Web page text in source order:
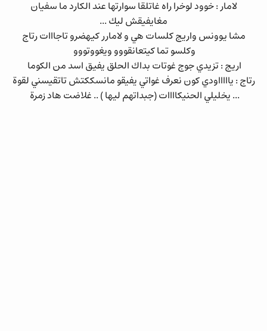
لامار : خوود لوخرا راه غاتلقا سوارتها عند الكارد ما سفيان
مغايفيقش ليك ...
مشا يوونس واريج كلسات هي و لامارر كيهضرو تاجااات رتاج
وكلسو تما كيتعانقووو ويغووتووو
اريج : تزيدي جوج غوتات بداك الحلق يفيق اسد من الكوما
رتاج : ياااااودي كون نعرف غواتي يفيقو مانسككتش تاتقيسني لقوة
... يخليلي الحنيكاااات (جبداتهم ليها ) .. غلاضت هاد زمرة